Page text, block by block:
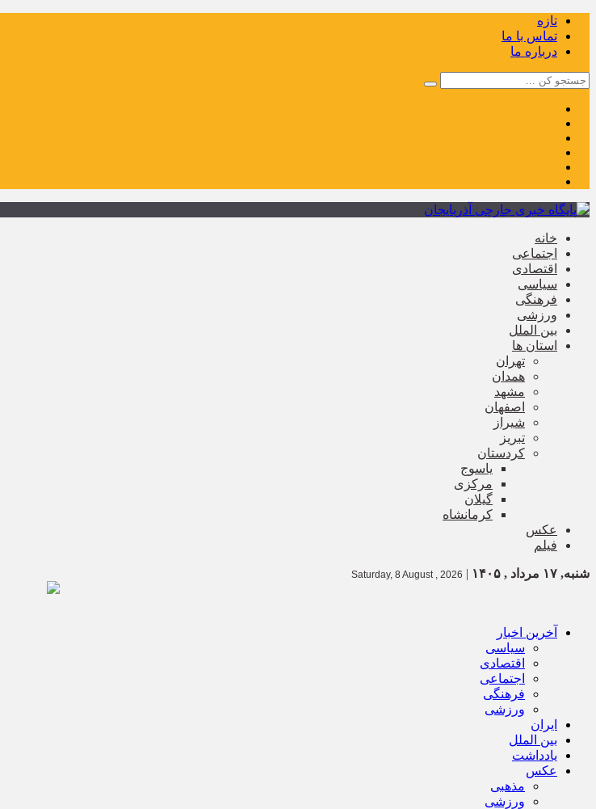
تازه
تماس با ما
درباره ما
خانه
اجتماعی
اقتصادی
سیاسی
فرهنگی
ورزشی
بین الملل
استان ها
تهران
همدان
مشهد
اصفهان
شیراز
تبریز
کردستان
یاسوج
مرکزی
گیلان
کرمانشاه
عکس
فیلم
شنبه, ۱۷ مرداد , ۱۴۰۵ |
Saturday, 8 August , 2026
آخرین اخبار
سیاسی
اقتصادی
اجتماعی
فرهنگی
ورزشی
ایران
بین الملل
یادداشت
عکس
مذهبی
ورزشی